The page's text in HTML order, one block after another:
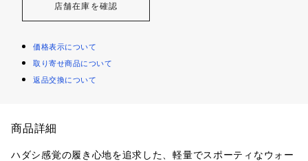
店舗在庫を確認
価格表示について
取り寄せ商品について
返品交換について
商品詳細
ハダシ感覚の履き心地を追求した、軽量でスポーティなウォー